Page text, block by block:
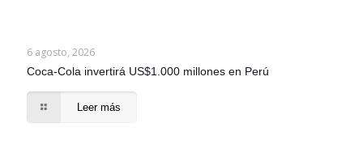
6 agosto, 2026
Coca-Cola invertirá US$1.000 millones en Perú
Leer más